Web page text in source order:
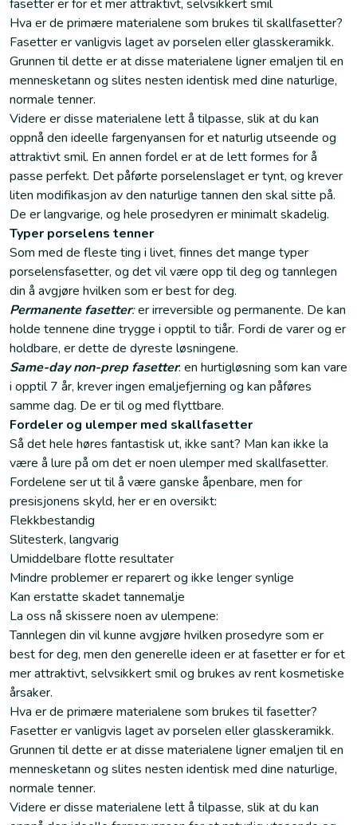
fasetter er for et mer attraktivt, selvsikkert smil
Hva er de primære materialene som brukes til skallfasetter?
Fasetter er vanligvis laget av porselen eller glasskeramikk.
Grunnen til dette er at disse materialene ligner emaljen til en
mennesketann og slites nesten identisk med dine naturlige,
normale tenner.
Videre er disse materialene lett å tilpasse, slik at du kan
oppnå den ideelle fargenyansen for et naturlig utseende og
attraktivt smil. En annen fordel er at de lett formes for å
passe perfekt. Det påførte porselenslaget er tynt, og krever
liten modifikasjon av den naturlige tannen den skal sitte på.
De er langvarige, og hele prosedyren er minimalt skadelig.
Typer porselens tenner
Som med de fleste ting i livet, finnes det mange typer
porselensfasetter, og det vil være opp til deg og tannlegen
din å avgjøre hvilken som er best for deg.
Permanente fasetter:er irreversible og permanente. De kan
holde tennene dine trygge i opptil to tiår. Fordi de varer og er
holdbare, er dette de dyreste løsningene.
Same-day non-prep fasetter: en hurtigløsning som kan vare
i opptil 7 år, krever ingen emaljefjerning og kan påføres
samme dag. De er til og med flyttbare.
Fordeler og ulemper med skallfasetter
Så det hele høres fantastisk ut, ikke sant? Man kan ikke la
være å lure på om det er noen ulemper med skallfasetter.
Fordelene ser ut til å være ganske åpenbare, men for
presisjonens skyld, her er en oversikt:
Flekkbestandig
Slitesterk, langvarig
Umiddelbare flotte resultater
Mindre problemer er reparert og ikke lenger synlige
Kan erstatte skadet tannemalje
La oss nå skissere noen av ulempene:
Tannlegen din vil kunne avgjøre hvilken prosedyre som er
best for deg, men den generelle ideen er at fasetter er for et
mer attraktivt, selvsikkert smil og brukes av rent kosmetiske
årsaker.
Hva er de primære materialene som brukes til fasetter?
Fasetter er vanligvis laget av porselen eller glasskeramikk.
Grunnen til dette er at disse materialene ligner emaljen til en
mennesketann og slites nesten identisk med dine naturlige,
normale tenner.
Videre er disse materialene lett å tilpasse, slik at du kan